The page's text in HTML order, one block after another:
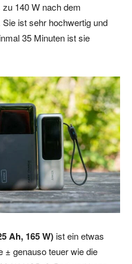
140 W nach dem
ist sehr hochwertig und
35 Minuten ist sie
Ah, 165 W)ist ein etwas
± genauso teuer wie die